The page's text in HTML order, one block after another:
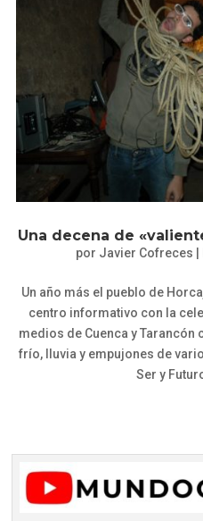
Una decena de
por Javier Cofreces
Un año más el pueblo de
centro informativo con la
medios de Cuenca y
frío, lluvia y empujones de
Ser y